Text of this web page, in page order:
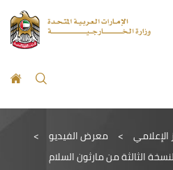
الإعلامي > معرض الفيديو >
الثالثة من مارثون السلام